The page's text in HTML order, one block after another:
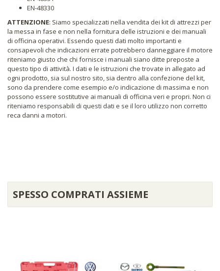
EN-48330
ATTENZIONE: Siamo specializzati nella vendita dei kit di attrezzi per
la messa in fase e non nella fornitura delle istruzioni e dei manuali
di officina operativi. Essendo questi dati molto importanti e
consapevoli che indicazioni errate potrebbero danneggiare il motore
riteniamo giusto che chi fornisce i manuali siano ditte preposte a
questo tipo di attività. I dati e le istruzioni che trovate in allegato ad
ogni prodotto, sia sul nostro sito, sia dentro alla confezione del kit,
sono da prendere come esempio e/o indicazione di massima e non
possono essere sostitutive ai manuali di officina veri e propri. Non ci
riteniamo responsabili di questi dati e se il loro utilizzo non corretto
reca danni a motori.
SPESSO COMPRATI ASSIEME